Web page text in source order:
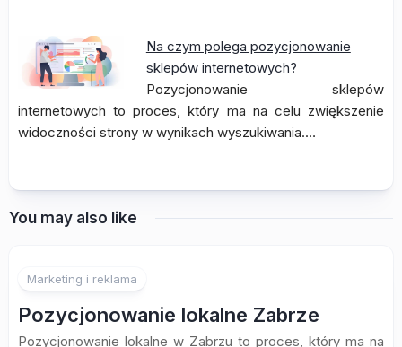
Na czym polega pozycjonowanie
sklepów internetowych?
Pozycjonowanie sklepów
internetowych to proces, który ma na celu zwiększenie
widoczności strony w wynikach wyszukiwania.…
You may also like
Marketing i reklama
Pozycjonowanie lokalne Zabrze
Pozycjonowanie lokalne w Zabrzu to proces, który ma na